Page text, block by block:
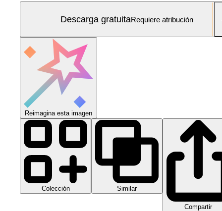
Descarga gratuitaRequiere atribución
Reimagina esta imagen
Colección Similar
Compartir